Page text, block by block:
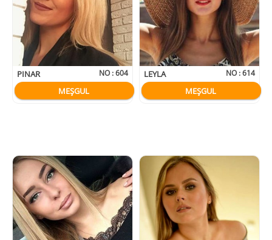
PINAR NO :604
MEŞGUL
LEYLA NO :614
MEŞGUL